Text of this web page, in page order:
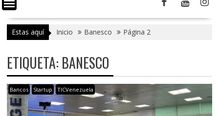
Estas aquí Inicio Banesco Página 2
ETIQUETA: BANESCO
Bancos Startup TICVenezuela